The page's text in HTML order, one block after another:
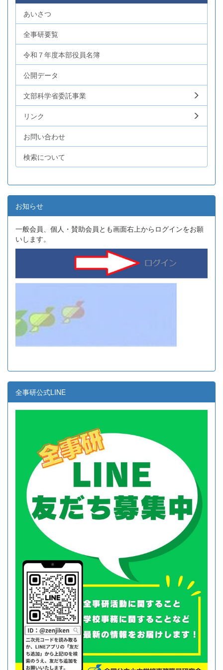
あいさつ
全事研要覧
令和７年度本部役員名簿
公開データ
文部科学省委託事業
リンク
お問い合わせ
検索について
お知らせ
一般会員、個人・賛助会員とも画面右上からログインをお願
いします。
全事研公式LINE